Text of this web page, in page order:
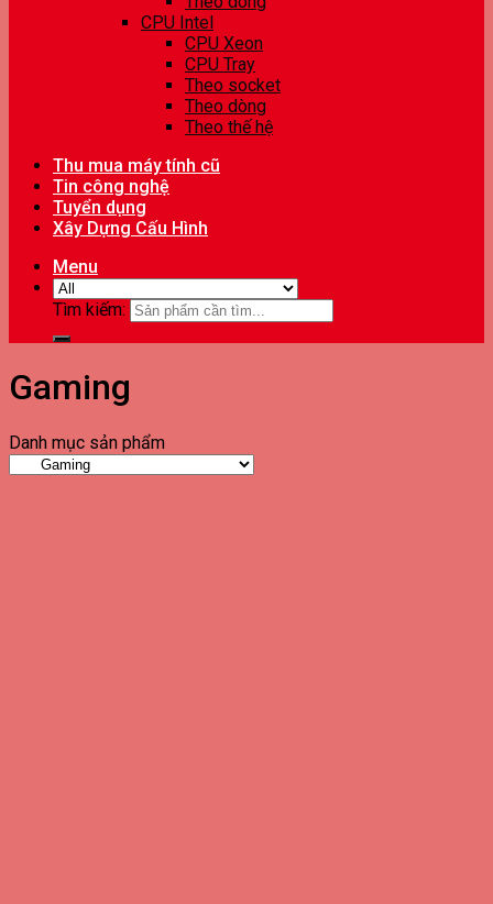
CPU Intel
CPU Xeon
CPU Tray
Theo socket
Theo dòng
Theo thế hệ
Thu mua máy tính cũ
Tin công nghệ
Tuyển dụng
Xây Dựng Cấu Hình
Menu
Tìm kiếm:
Gaming
Danh mục sản phẩm